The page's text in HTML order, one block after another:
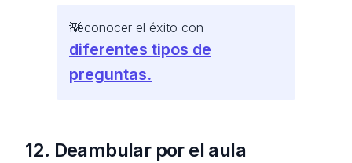
Reconocer el éxito con
diferentes tipos de
preguntas.
12. Deambular por el aula